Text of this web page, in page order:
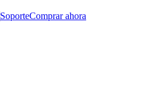
SoporteComprar ahora